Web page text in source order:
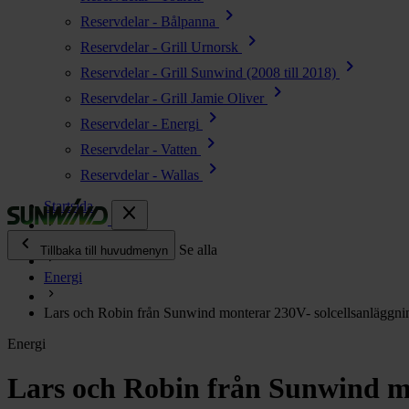
Reservdelar - Bålpanna chevron_right
Reservdelar - Grill Urnorsk chevron_right
Reservdelar - Grill Sunwind (2008 till 2018) chevron_right
Reservdelar - Grill Jamie Oliver chevron_right
Reservdelar - Energi chevron_right
Reservdelar - Vatten chevron_right
Reservdelar - Wallas
chevron_right
close
chevron_left
Tillbaka till huvudmenyn Se alla
Energi
chevron_right
Vatten chevron_right
Startsida
Energi
Lars och Robin från Sunwind monterar 230V-
Energi
Lars och Robin från Sunwind